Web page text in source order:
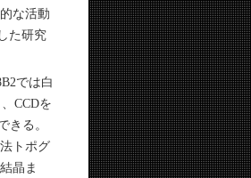
な活動
た研究
では白
CCDを
きる。
トポグ
晶ま